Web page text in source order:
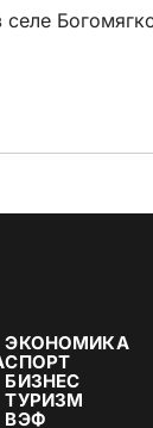
ЭКОНОМИКА
СПОРТ
БИЗНЕС
ТУРИЗМ
ВЭФ